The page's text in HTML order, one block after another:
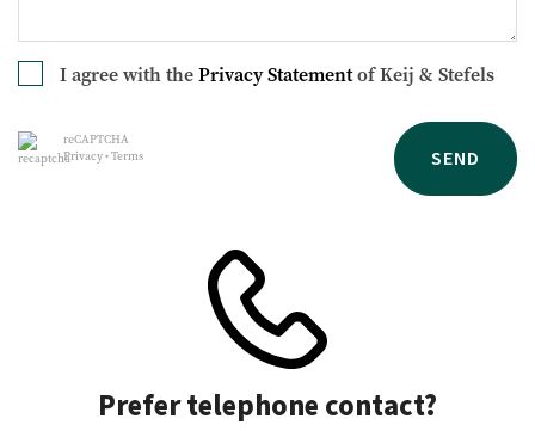
I agree with thePrivacy Statementof Keij & Stefels
reCAPTCHA
Privacy•Terms SEND
Prefer telephone contact?